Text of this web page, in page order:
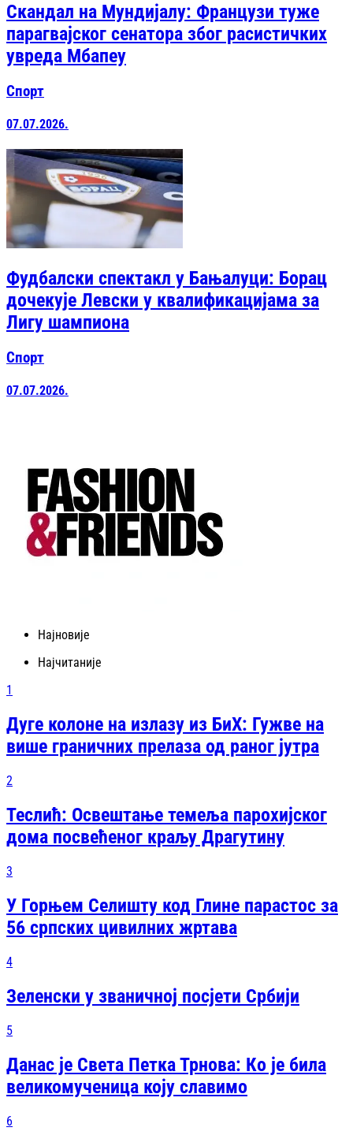
Скандал на Мундијалу: Французи туже
парагвајског сенатора због расистичких
увреда Мбапеу
Спорт
07.07.2026.
Фудбалски спектакл у Бањалуци: Борац
дочекује Левски у квалификацијама за
Лигу шампиона
Спорт
07.07.2026.
Најновије
Најчитаније
1
Дуге колоне на излазу из БиХ: Гужве на
више граничних прелаза од раног јутра
2
Теслић: Освештање темеља парохијског
дома посвећеног краљу Драгутину
3
У Горњем Селишту код Глине парастос за
56 српских цивилних жртава
4
Зеленски у званичној посјети Србији
5
Данас је Света Петка Трнова: Ко је била
великомученица коју славимо
6